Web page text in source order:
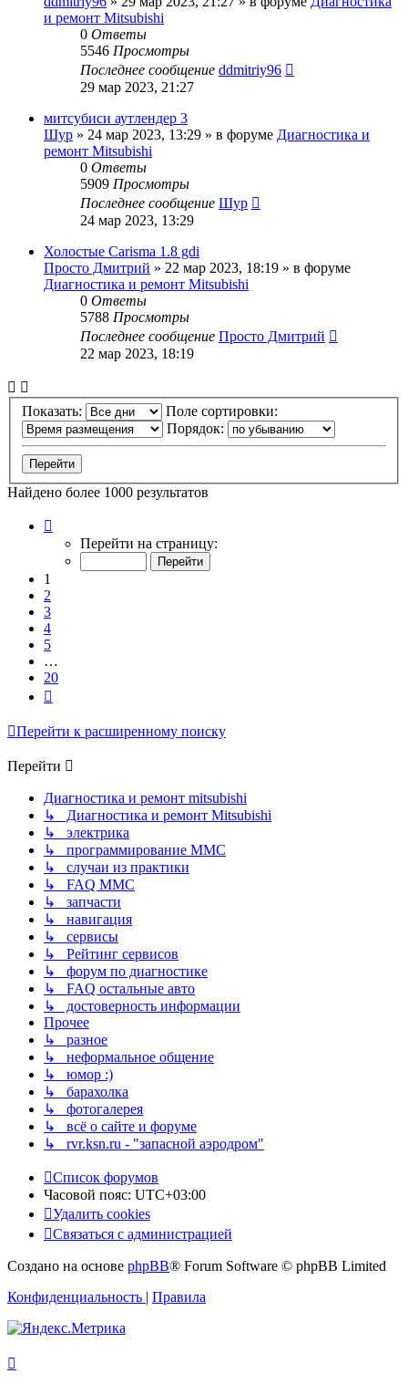
и ремонт Mitsubishi
0 Ответы
5546 Просмотры
Последнее сообщение ddmitriy96
29 мар 2023, 21:27
митсубиси аутлендер 3
Шур » 24 мар 2023, 13:29 » в форуме Диагностика и
ремонт Mitsubishi
0 Ответы
5909 Просмотры
Последнее сообщение Шур
24 мар 2023, 13:29
Холостые Carisma 1.8 gdi
Просто Дмитрий » 22 мар 2023, 18:19 » в форуме
Диагностика и ремонт Mitsubishi
0 Ответы
5788 Просмотры
Последнее сообщение Просто Дмитрий
22 мар 2023, 18:19
Показать:
Поле сортировки:
Порядок:
Найдено более 1000 результатов
Перейти на страницу:
1
2
3
4
5
…
20
Перейти к расширенному поиску
Перейти
Диагностика и ремонт mitsubishi
↳ Диагностика и ремонт Mitsubishi
↳ электрика
↳ программирование MMC
↳ случаи из практики
↳ FAQ MMC
↳ запчасти
↳ навигация
↳ сервисы
↳ Рейтинг сервисов
↳ форум по диагностике
↳ FAQ остальные авто
↳ достоверность информации
Прочее
↳ разное
↳ неформальное общение
↳ юмор :)
↳ барахолка
↳ фотогалерея
↳ всё о сайте и форуме
↳ rvr.ksn.ru - "запасной аэродром"
Список форумов
Часовой пояс: UTC+03:00
Удалить cookies
Связаться с администрацией
Создано на основе phpBB® Forum Software © phpBB Limited
Конфиденциальность
Правила